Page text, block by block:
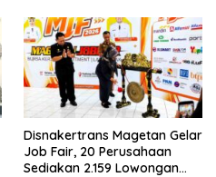
Disnakertrans Magetan Gelar
Job Fair, 20 Perusahaan
Sediakan 2.159 Lowongan